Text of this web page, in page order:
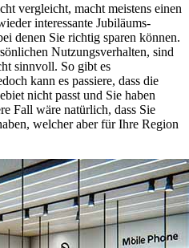
vergleicht, macht meistens einen
interessante Jubiläums-
denen Sie richtig sparen können.
Nutzungsverhalten, sind
sinnvoll. So gibt es
kann es passiere, dass die
nicht passt und Sie haben
Fall wäre natürlich, dass Sie
welcher aber für Ihre Region